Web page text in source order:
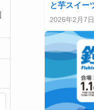
と芋スイー
2026年2月7日